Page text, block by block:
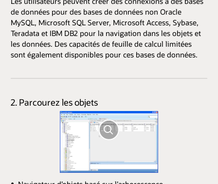
de données pour des bases de données non Oracle
MySQL, Microsoft SQL Server, Microsoft Access, Sybase,
Teradata et IBM DB2 pour la navigation dans les objets et
les données. Des capacités de feuille de calcul limitées
sont également disponibles pour ces bases de données.
2. Parcourez les objets